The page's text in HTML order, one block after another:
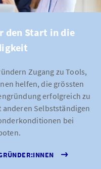
den Start in die
Zugang zu Tools,
helfen, die grössten
erfolgreich zu
anderen Selbstständigen
bei